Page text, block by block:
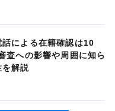
話による在籍確認は10
査への影響や周囲に知ら
解説